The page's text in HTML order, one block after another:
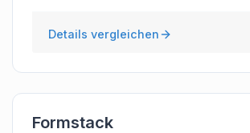
Details vergleichen
Formstack